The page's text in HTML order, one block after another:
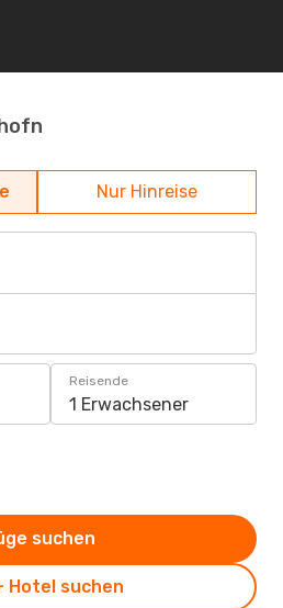
Nur Hinreise
Reisende
1 Erwachsener
Hotel suchen
suchen